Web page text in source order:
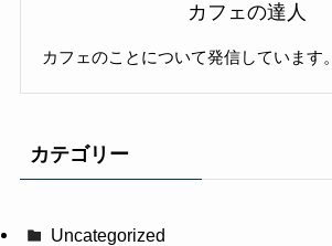
カフェの達人
カフェのことについて発信しています。
カテゴリー
Uncategorized